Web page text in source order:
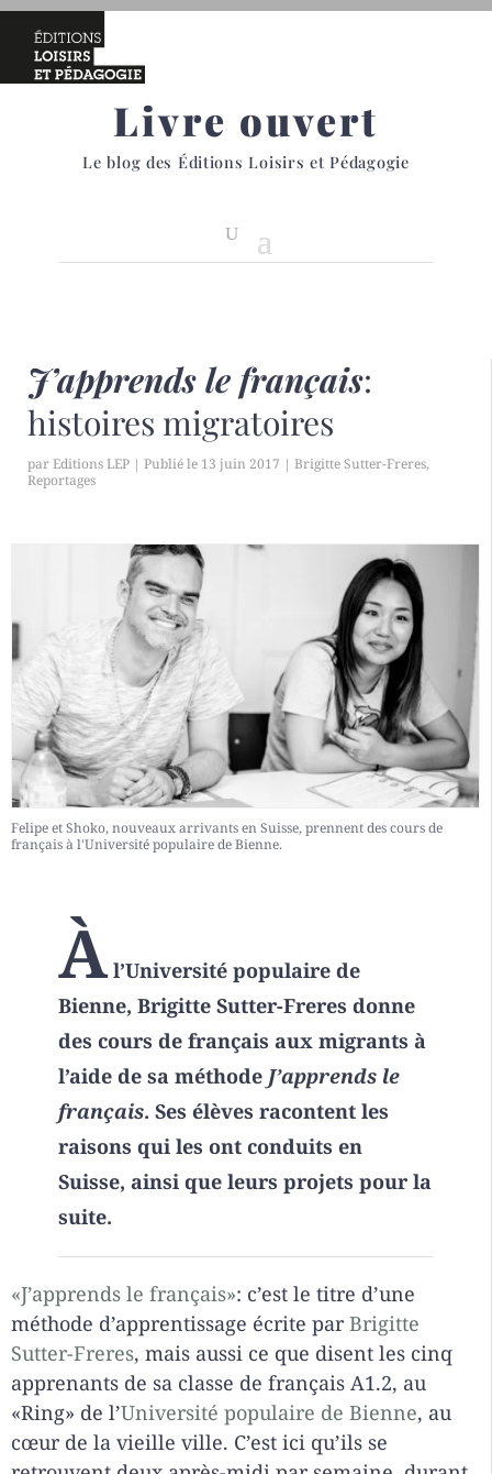
Livre ouvert
Le blog des Éditions Loisirs et Pédagogie
J’apprends le français:
histoires migratoires
parEditions LEP | 13 juin 2017 | Brigitte Sutter-Freres,
Reportages
Felipe et Shoko, nouveaux arrivants en Suisse, prennent des cours de
français à l'Université populaire de Bienne.
Àl’Université populaire de
Bienne, Brigitte Sutter-Freres donne
des cours de français aux migrants à
l’aide de sa méthode J’apprends le
français. Ses élèves racontent les
raisons qui les ont conduits en
Suisse, ainsi que leurs projets pour la
suite.
«J’apprends le français»: c’est le titre d’une
méthode d’apprentissage écrite parBrigitte
Sutter-Freres, mais aussi ce que disent les cinq
apprenants de sa classe de français A1.2, au
«Ring» de l’Université populaire de Bienne, au
cœur de la vieille ville. C’est ici qu’ils se